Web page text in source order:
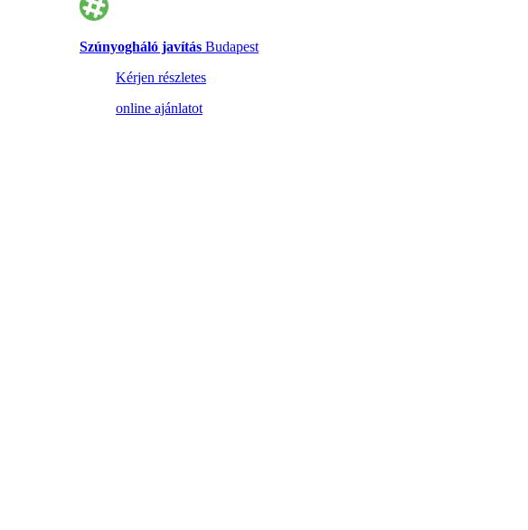
Szúnyogháló javítás Budapest
Kérjen részletes
online ajánlatot